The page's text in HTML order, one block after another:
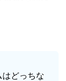
どっちな